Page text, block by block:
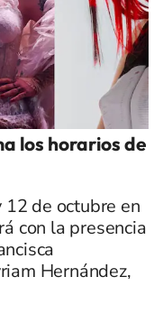
los horarios de
de octubre en
con la presencia
Hernández,